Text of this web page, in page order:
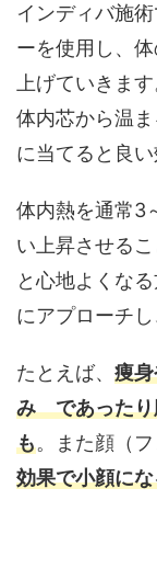
インディバ施
ーを使用し、
上げていきま
体内芯から温
に当てると良
体内熱を通常
い上昇させる
と心地よくな
にアプローチ
たとえば、 痩
み であったり
も。また顔（
効果で小顔に